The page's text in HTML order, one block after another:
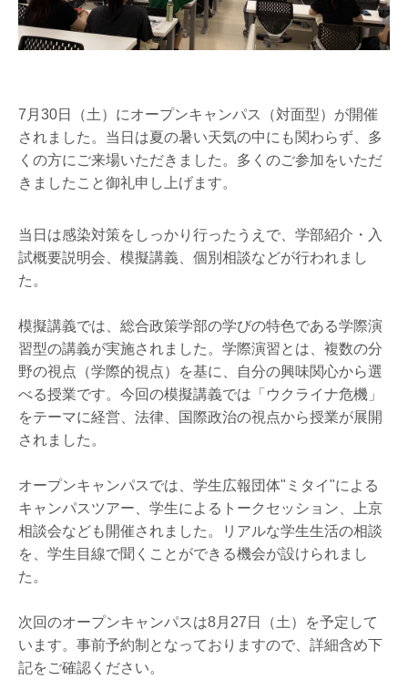
7月30日（土）にオープンキャンパス（対面型）が開催
されました。 当日は夏の暑い天気の中にも関わらず、多
くの方にご来場いただきました。多くのご参加をいただ
きましたこと御礼申し上げます。
当日は感染対策をしっかり行ったうえで、学部紹介・入
試概要説明会、模擬講義、個別相談などが行われまし
た。
模擬講義では、総合政策学部の学びの特色である学際演
習型の講義が実施されました。 学際演習とは、複数の分
野の視点（学際的視点）を基に、自分の興味関心から選
べる授業です。今回の模擬講義では「ウクライナ危機」
をテーマに経営、法律、国際政治の視点から授業が展開
されました。
オープンキャンパスでは、学生広報団体"ミタイ"による
キャンパスツアー、学生によるトークセッション、上京
相談会なども開催されました。リアルな学生生活の相談
を、学生目線で聞くことができる機会が設けられまし
た。
次回のオープンキャンパスは8月27日（土）を予定して
います。事前予約制となっておりますので、詳細含め下
記をご確認ください。